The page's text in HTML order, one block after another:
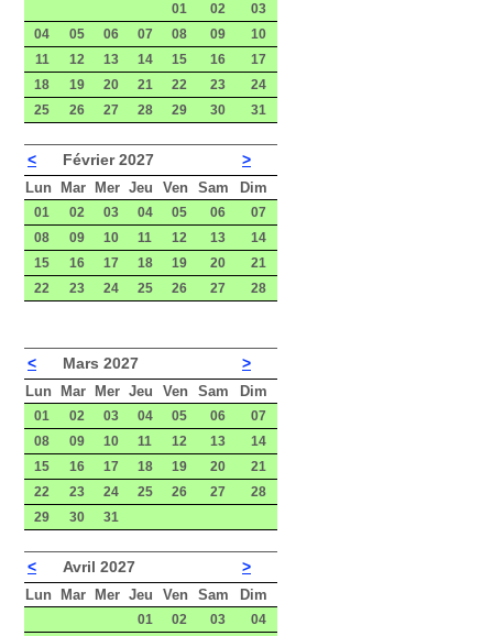
01 02
03
04
05 06 07 08 09
10
11
12 13 14 15 16
17
18
19 20 21 22 23
24
25
26 27 28 29 30 31
< Février 2027 >
Lun Mar Mer Jeu Ven Sam Dim
01 02 03 04 05 06
07
08
09 10 11 12 13
14
15
16 17 18 19 20
21
22
23 24 25 26 27 28
< Mars 2027 >
Lun Mar Mer Jeu Ven Sam Dim
01 02 03 04 05 06
07
08
09 10 11 12 13
14
15
16 17 18 19 20
21
22
23 24 25 26 27
28
29
30 31
< Avril 2027 >
Lun Mar Mer Jeu Ven Sam Dim
01 02 03
04